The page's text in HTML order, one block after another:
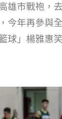
雄市戰袍，
今年再參與
球」楊雅惠